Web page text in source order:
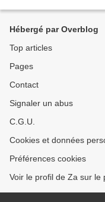
Hébergé par Overblog
Top articles
Pages
Contact
Signaler un abus
C.G.U.
Cookies et données
Préférences cookies
Voir le profil de Za sur le